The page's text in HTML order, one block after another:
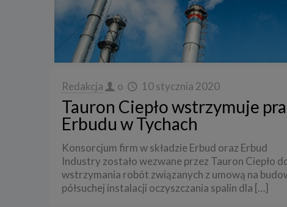
Redakcja o 10 stycznia 2020
Tauron Ciepło wstrzymuje
Erbudu w Tychach
Konsorcjum firm w składzie Erbud oraz Erbud
Industry zostało wezwane przez Tauron Ciepło
wstrzymania robót związanych z umową na
półsuchej instalacji oczyszczania spalin dla […]
3. Zakres
Spółka
stron i
4. Cel i
Twoje
swoje
b)
oraz
c)